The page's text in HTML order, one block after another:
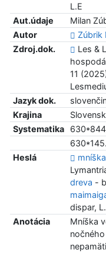
L.E
Aut.údaje
Milan
Autor
Zúbrik
Zdroj.dok.
Les &
11
Jazyk dok.
Krajina
Systematika
Heslá
dreva -
dispar, L.
Anotácia
Mníška